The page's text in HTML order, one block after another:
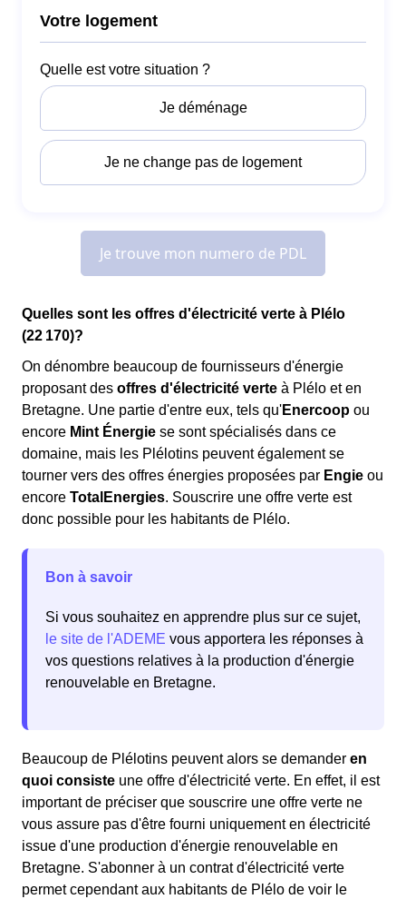
Quelles sont les offres d'électricité verte à Plélo
(22 170)?
On dénombre beaucoup de fournisseurs d'énergie
proposant des offres d'électricité verte à Plélo et en
Bretagne. Une partie d'entre eux, tels qu'Enercoop ou
encore Mint Énergie se sont spécialisés dans ce
domaine, mais les Plélotins peuvent également se
tourner vers des offres énergies proposées par Engie ou
encore TotalEnergies. Souscrire une offre verte est
donc possible pour les habitants de Plélo.
Bon à savoir
Si vous souhaitez en apprendre plus sur ce sujet,
le site de l'ADEME vous apportera les réponses à
vos questions relatives à la production d'énergie
renouvelable en Bretagne.
Beaucoup de Plélotins peuvent alors se demander en
quoi consiste une offre d'électricité verte. En effet, il est
important de préciser que souscrire une offre verte ne
vous assure pas d'être fourni uniquement en électricité
issue d'une production d'énergie renouvelable en
Bretagne. S'abonner à un contrat d'électricité verte
permet cependant aux habitants de Plélo de voir le